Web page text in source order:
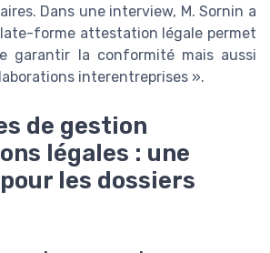
Dans une interview, M. Sornin a
forme attestation légale permet
garantir la conformité mais aussi
interentreprises ».
de gestion
légales : une
les dossiers